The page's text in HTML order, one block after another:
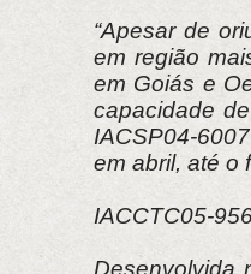
“Apesar de
em região
em Goiás e
capacidade
IACSP04-
em abril, até o
IACCTC05-
Desenvolvida